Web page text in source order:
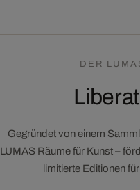
DER
Gegründet von einem
LUMAS Räume für Kunst –
limitierte Editionen